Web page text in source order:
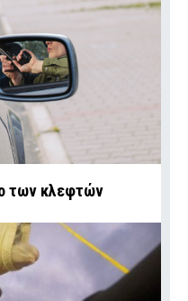
των κλεφτών